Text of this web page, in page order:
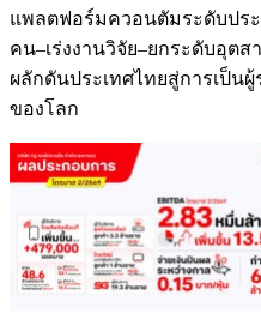
แพลตฟอร์มควอนตัมระดับประ
คน–เร่งงานวิจัย–ยกระดับอุต
ผลักดันประเทศไทยสู่การเป็น
ของโลก